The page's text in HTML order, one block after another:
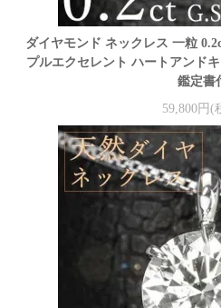
ダイヤモンド ネックレス 一粒
プルエクセレント ハートアンド
鑑定書
59,800円(